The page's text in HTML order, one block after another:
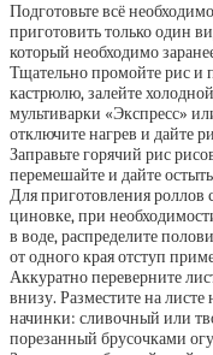
Подготовьте всё
приготовить только один
который необходимо
Тщательно промойте рис и
кастрюлю, залейте
мультиварки «Экспресс»
отключите нагрев и дайте
Заправьте горячий рис
перемешайте и дайте
Для приготовления роллов
циновке, при
в воде, распределите
от одного края отступ
Аккуратно переверните
внизу. Разместите на
начинки: сливочный или
порезанный брусочками